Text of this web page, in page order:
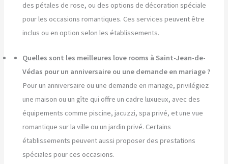
des pétales de rose, ou des options de décoration spéciale
pour les occasions romantiques. Ces services peuvent être
inclus ou en option selon les établissements.
Quelles sont les meilleures love rooms à Saint-Jean-de-
Védas pour un anniversaire ou une demande en mariage ?
Pour un anniversaire ou une demande en mariage, privilégiez
une maison ou un gîte qui offre un cadre luxueux, avec des
équipements comme piscine, jacuzzi, spa privé, et une vue
romantique sur la ville ou un jardin privé. Certains
établissements peuvent aussi proposer des prestations
spéciales pour ces occasions.